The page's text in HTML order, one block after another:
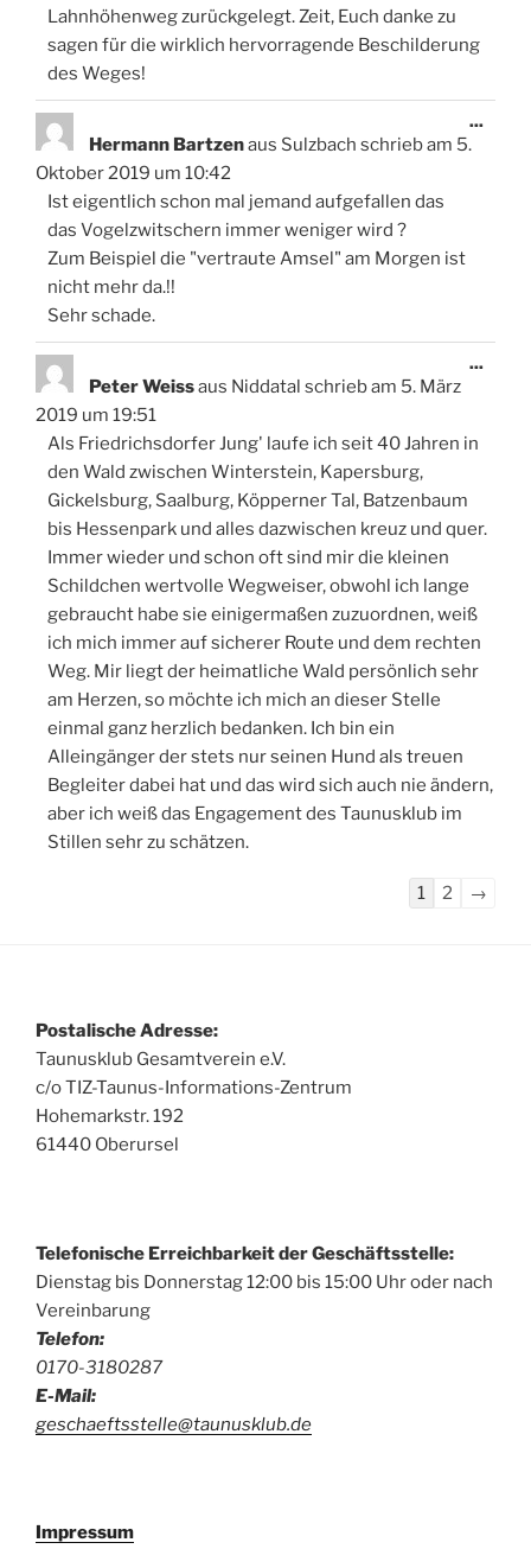
Lahnhöhenweg zurückgelegt. Zeit, Euch danke zu
sagen für die wirklich hervorragende Beschilderung
des Weges!
Hermann Bartzenaus Sulzbach schrieb am 5.
Oktober 2019 um 10:42
Ist eigentlich schon mal jemand aufgefallen das
das Vogelzwitschern immer weniger wird ?
Zum Beispiel die "vertraute Amsel" am Morgen ist
nicht mehr da.!!
Sehr schade.
...
Peter Weissaus Niddatal schrieb am 5. März
2019 um 19:51
Als Friedrichsdorfer Jung' laufe ich seit 40 Jahren in
den Wald zwischen Winterstein, Kapersburg,
Gickelsburg, Saalburg, Köpperner Tal, Batzenbaum
bis Hessenpark und alles dazwischen kreuz und quer.
Immer wieder und schon oft sind mir die kleinen
Schildchen wertvolle Wegweiser, obwohl ich lange
gebraucht habe sie einigermaßen zuzuordnen, weiß
ich mich immer auf sicherer Route und dem rechten
Weg. Mir liegt der heimatliche Wald persönlich sehr
am Herzen, so möchte ich mich an dieser Stelle
einmal ganz herzlich bedanken. Ich bin ein
Alleingänger der stets nur seinen Hund als treuen
Begleiter dabei hat und das wird sich auch nie ändern,
aber ich weiß das Engagement des Taunusklub im
Stillen sehr zu schätzen.
...
Navigation
1 2 →
Postalische Adresse:
Taunusklub Gesamtverein e.V.
c/o TIZ-Taunus-Informations-Zentrum
Hohemarkstr. 192
61440 Oberursel
Telefonische Erreichbarkeit der Geschäftsstelle:
Dienstag bis Donnerstag 12:00 bis 15:00 Uhr oder nach
Vereinbarung
Telefon:
0170-3180287
E-Mail:
geschaeftsstelle@taunusklub.de
Impressum